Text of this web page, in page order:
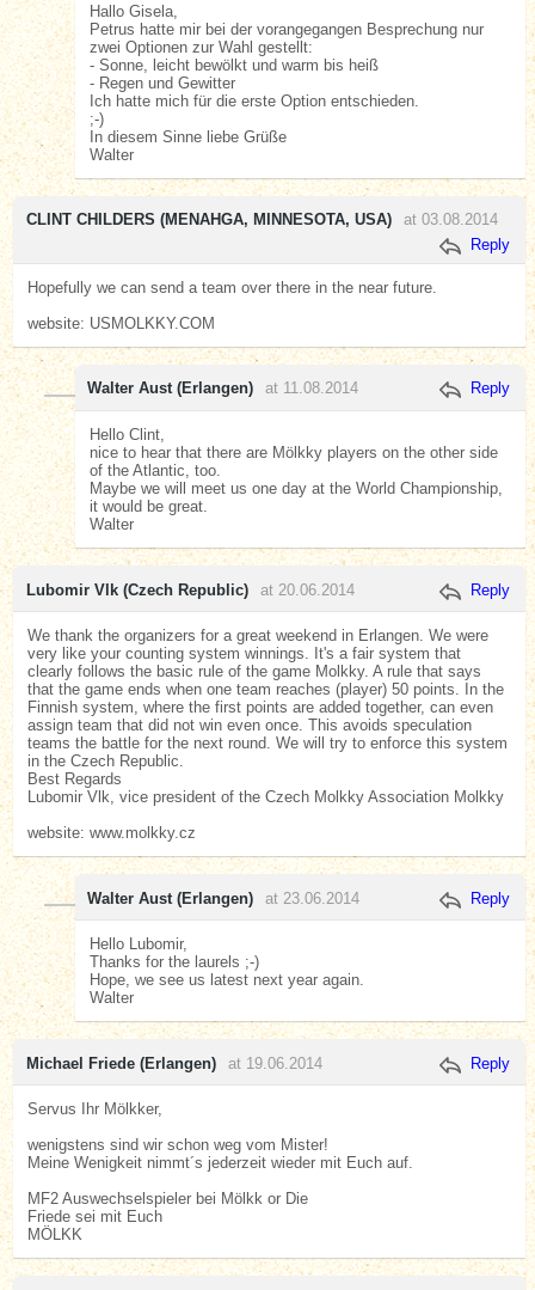
Hallo Gisela,
Petrus hatte mir bei der vorangegangen Besprechung nur
zwei Optionen zur Wahl gestellt:
- Sonne, leicht bewölkt und warm bis heiß
- Regen und Gewitter
Ich hatte mich für die erste Option entschieden.
;-)
In diesem Sinne liebe Grüße
Walter
CLINT CHILDERS (MENAHGA, MINNESOTA, USA)
at 03.08.2014
Reply
Hopefully we can send a team over there in the near future.
website: USMOLKKY.COM
Walter Aust (Erlangen) at 11.08.2014 Reply
Hello Clint,
nice to hear that there are Mölkky players on the other side
of the Atlantic, too.
Maybe we will meet us one day at the World Championship,
it would be great.
Walter
Lubomir Vlk (Czech Republic) at 20.06.2014 Reply
We thank the organizers for a great weekend in Erlangen. We were
very like your counting system winnings. It's a fair system that
clearly follows the basic rule of the game Molkky. A rule that says
that the game ends when one team reaches (player) 50 points. In the
Finnish system, where the first points are added together, can even
assign team that did not win even once. This avoids speculation
teams the battle for the next round. We will try to enforce this system
in the Czech Republic.
Best Regards
Lubomir Vlk, vice president of the Czech Molkky Association Molkky
website: www.molkky.cz
Walter Aust (Erlangen) at 23.06.2014 Reply
Hello Lubomir,
Thanks for the laurels ;-)
Hope, we see us latest next year again.
Walter
Michael Friede (Erlangen) at 19.06.2014 Reply
Servus Ihr Mölkker,
wenigstens sind wir schon weg vom Mister!
Meine Wenigkeit nimmt´s jederzeit wieder mit Euch auf.
MF2 Auswechselspieler bei Mölkk or Die
Friede sei mit Euch
MÖLKK